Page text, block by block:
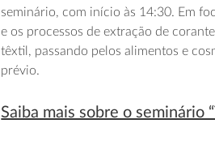
seminário, com início às 14:30. Em
e os processos de extração de
têxtil, passando pelos alimentos e
prévio.
Saiba mais sobre o seminário